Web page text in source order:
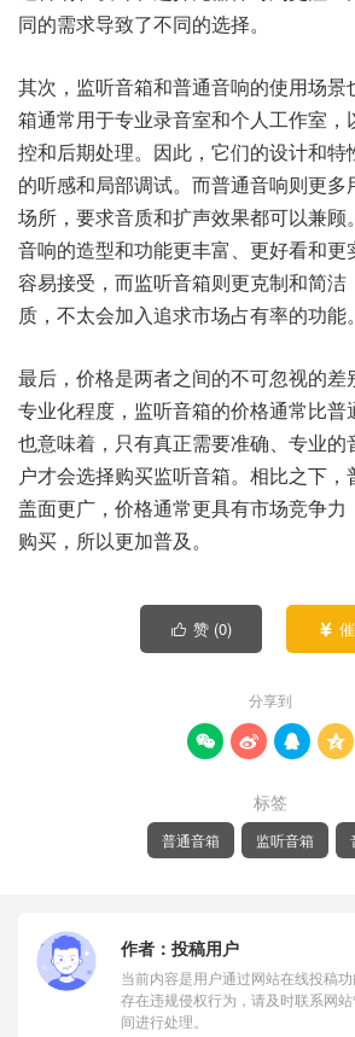
同的需求导致了不同的选择。
其次，监听音箱和普通音响的使用场
箱通常用于专业录音室和个人工作室，
控和后期处理。因此，它们的设计和
的听感和局部调试。而普通音响则更多
场所，要求音质和扩声效果都可以兼顾
音响的造型和功能更丰富、更好看和更
容易接受，而监听音箱则更克制和简
质，不太会加入追求市场占有率的功能。
最后，价格是两者之间的不可忽视的差
专业化程度，监听音箱的价格通常比
也意味着，只有真正需要准确、专业的
户才会选择购买监听音箱。相比之下
盖面更广，价格通常更具有市场竞争力
购买，所以更加普及。
 赞 (0) 
分享到
   
标签
普通音箱 监听音箱
作者： 投稿用户
当前内容是用户通过网站在线投稿
存在违规侵权行为，请及时联系网
间进行处理。